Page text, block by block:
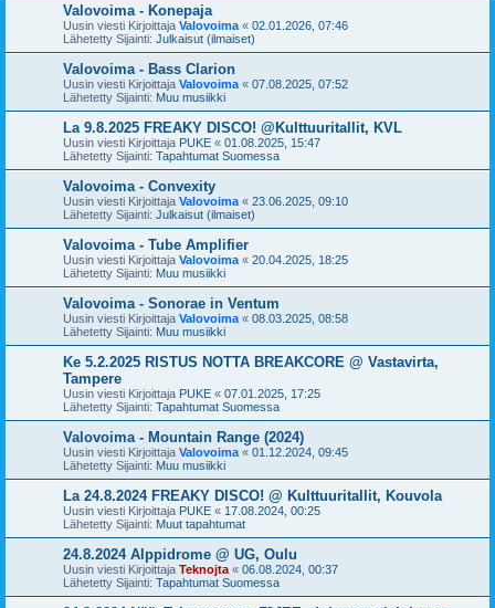
Valovoima - Konepaja
Uusin viesti Kirjoittaja Valovoima « 02.01.2026, 07:46
Lähetetty Sijainti: Julkaisut (ilmaiset)
Valovoima - Bass Clarion
Uusin viesti Kirjoittaja Valovoima « 07.08.2025, 07:52
Lähetetty Sijainti: Muu musiikki
La 9.8.2025 FREAKY DISCO! @Kulttuuritallit, KVL
Uusin viesti Kirjoittaja PUKE « 01.08.2025, 15:47
Lähetetty Sijainti: Tapahtumat Suomessa
Valovoima - Convexity
Uusin viesti Kirjoittaja Valovoima « 23.06.2025, 09:10
Lähetetty Sijainti: Julkaisut (ilmaiset)
Valovoima - Tube Amplifier
Uusin viesti Kirjoittaja Valovoima « 20.04.2025, 18:25
Lähetetty Sijainti: Muu musiikki
Valovoima - Sonorae in Ventum
Uusin viesti Kirjoittaja Valovoima « 08.03.2025, 08:58
Lähetetty Sijainti: Muu musiikki
Ke 5.2.2025 RISTUS NOTTA BREAKCORE @ Vastavirta,
Tampere
Uusin viesti Kirjoittaja PUKE « 07.01.2025, 17:25
Lähetetty Sijainti: Tapahtumat Suomessa
Valovoima - Mountain Range (2024)
Uusin viesti Kirjoittaja Valovoima « 01.12.2024, 09:45
Lähetetty Sijainti: Muu musiikki
La 24.8.2024 FREAKY DISCO! @ Kulttuuritallit, Kouvola
Uusin viesti Kirjoittaja PUKE « 17.08.2024, 00:25
Lähetetty Sijainti: Muut tapahtumat
24.8.2024 Alppidrome @ UG, Oulu
Uusin viesti Kirjoittaja Teknojta « 06.08.2024, 00:37
Lähetetty Sijainti: Tapahtumat Suomessa